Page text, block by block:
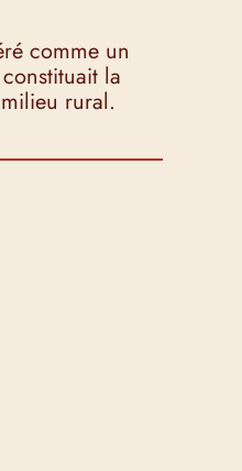
comme un
la
rural.